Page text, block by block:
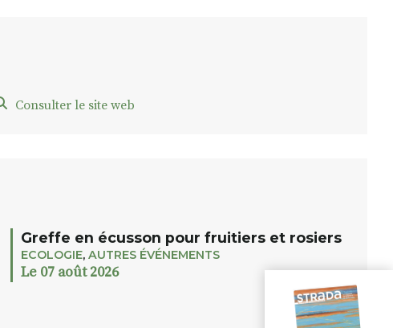
Consulter le site web
Greffe en écusson pour fruitiers et rosiers
ECOLOGIE, AUTRES ÉVÉNEMENTS
Le 07 août 2026